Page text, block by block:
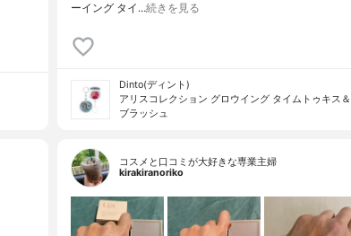
ーイング タイ…続きを見る
Dinto(ディント)
アリスコレクション グロウイング タイムトゥキス＆
ブラッシュ
コスメと口コミが大好きな専業主婦
kirakiranoriko